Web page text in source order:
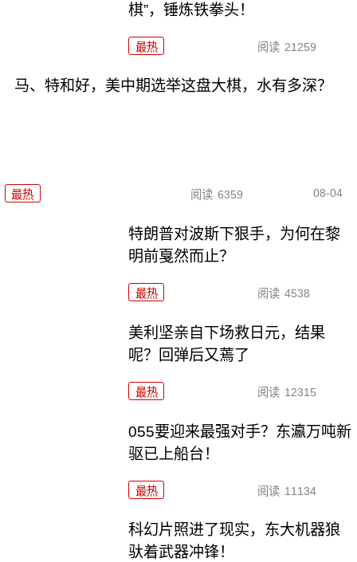
棋”，锤炼铁拳头！
最热 阅读 21259
马、特和好，美中期选举这盘大棋，水有多深？
最热 阅读 6359 08-04
特朗普对波斯下狠手，为何在黎
明前戛然而止？
最热 阅读 4538
美利坚亲自下场救日元，结果
呢？回弹后又蔫了
最热 阅读 12315
055要迎来最强对手？东瀛万吨新
驱已上船台！
最热 阅读 11134
科幻片照进了现实，东大机器狼
驮着武器冲锋！